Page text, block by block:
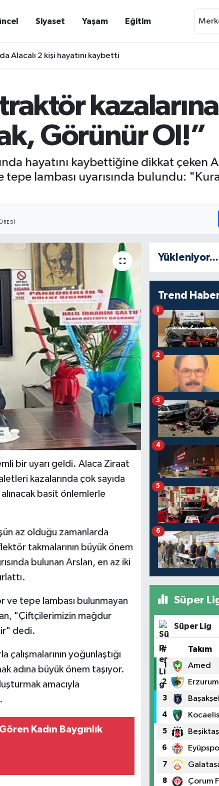
Siyaset Yaşam Eğitim
Alacalı 2 kişi hayatını kaybetti
kazalarına
Görünür Ol!”
hayatını kaybettiğine dikkat çeken
lambası uyarısında bulundu:
bir uyarı geldi. Alaca Ziraat
kazalarında çok sayıda
basit önlemlerle
az olduğu zamanlarda
takmalarının büyük önem
bulunan Arslan, en az iki
ve tepe lambası bulunmayan
"Çiftçilerimizin mağdur
dedi.
çalışmalarının yoğunlaştığı
adına büyük önem taşıyor.
amacıyla
Kadın Baygınlık
Yükleniyor...
Trend
1
2
3
4
5
6
Süper
Süper Lig
# Takım
1 Amed
2
3
4
5 Beşiktaş
6
7
8 Çorum